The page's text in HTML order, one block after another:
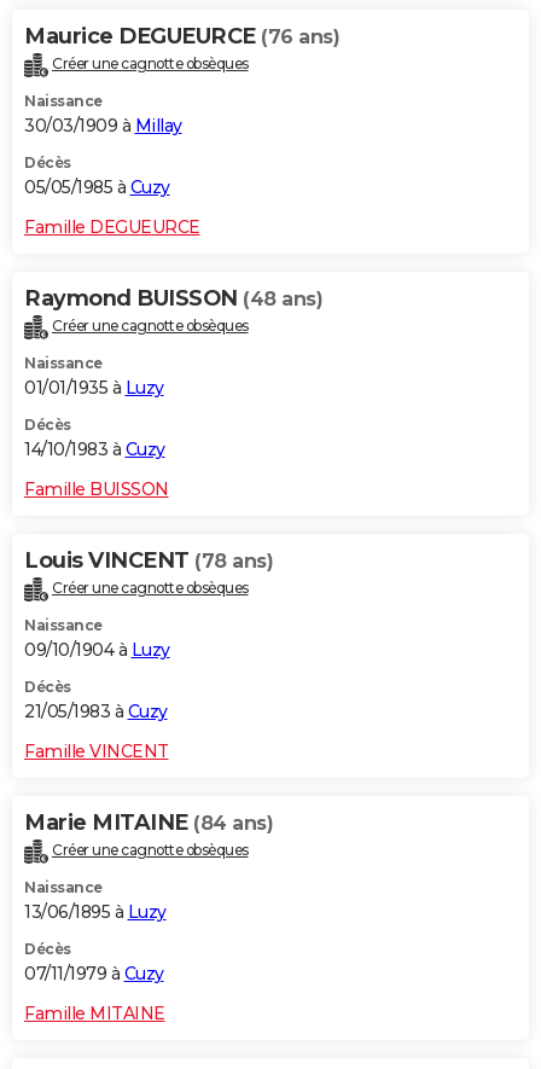
Maurice DEGUEURCE (76 ans)
Créer une cagnotte obsèques
Naissance
30/03/1909 à Millay
Décès
05/05/1985 à Cuzy
Famille DEGUEURCE
Raymond BUISSON (48 ans)
Créer une cagnotte obsèques
Naissance
01/01/1935 à Luzy
Décès
14/10/1983 à Cuzy
Famille BUISSON
Louis VINCENT (78 ans)
Créer une cagnotte obsèques
Naissance
09/10/1904 à Luzy
Décès
21/05/1983 à Cuzy
Famille VINCENT
Marie MITAINE (84 ans)
Créer une cagnotte obsèques
Naissance
13/06/1895 à Luzy
Décès
07/11/1979 à Cuzy
Famille MITAINE